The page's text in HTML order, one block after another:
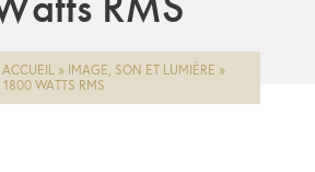
ACCUEIL » IMAGE, SON ET LUMIÈRE »
WATTS RMS